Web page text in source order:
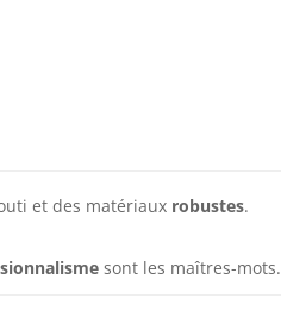
et des matériaux robustes.
sont les maîtres-mots.